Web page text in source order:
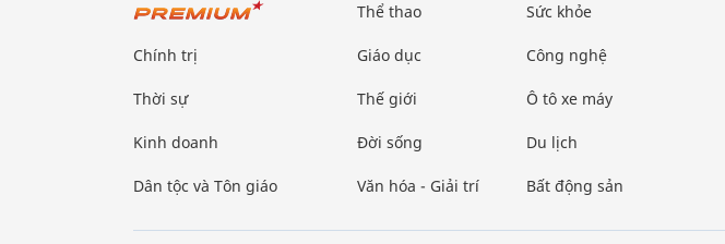
Chính trị
Thời sự
Kinh doanh
Dân tộc và Tôn giáo
Thể thao
Giáo dục
Thế giới
Đời sống
Văn hóa - Giải trí
Sức khỏe
Công nghệ
Ô tô xe máy
Du lịch
Bất động sản